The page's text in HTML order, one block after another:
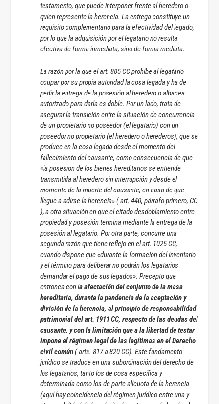
testamento, que puede interponer frente al heredero o
quien represente la herencia. La entrega constituye un
requisito complementario para la efectividad del legado,
por lo que la adquisición por el legatario no resulta
efectiva de forma inmediata, sino de forma mediata.
La razón por la que el art. 885 CC prohíbe al legatario
ocupar por su propia autoridad la cosa legada y ha de
pedir la entrega de la posesión al heredero o albacea
autorizado para darla es doble. Por un lado, trata de
asegurar la transición entre la situación de concurrencia
de un propietario no poseedor (el legatario) con un
poseedor no propietario (el heredero o herederos), que se
produce en la cosa legada desde el momento del
fallecimiento del causante, como consecuencia de que
«la posesión de los bienes hereditarios se entiende
transmitida al heredero sin interrupción y desde el
momento de la muerte del causante, en caso de que
llegue a adirse la herencia» ( art. 440, párrafo primero, CC
), a otra situación en que el citado desdoblamiento entre
propiedad y posesión termina mediante la entrega de la
posesión al legatario. Por otra parte, concurre una
segunda razón que tiene reflejo en el art. 1025 CC,
cuando dispone que «durante la formación del inventario
y el término para deliberar no podrán los legatarios
demandar el pago de sus legados». Precepto que
entronca con la afectación del conjunto de la masa
hereditaria, durante la pendencia de la aceptación y
división de la herencia, al principio de responsabilidad
patrimonial del art. 1911 CC, respecto de las deudas del
causante, y con la limitación que a la libertad de testar
impone el régimen legal de las legítimas en el Derecho
civil común( arts. 817 a 820 CC). Este fundamento
jurídico se traduce en una subordinación del derecho de
los legatarios, tanto los de cosa específica y
determinada como los de parte alícuota de la herencia
(aquí hay coincidencia del régimen jurídico entre una y